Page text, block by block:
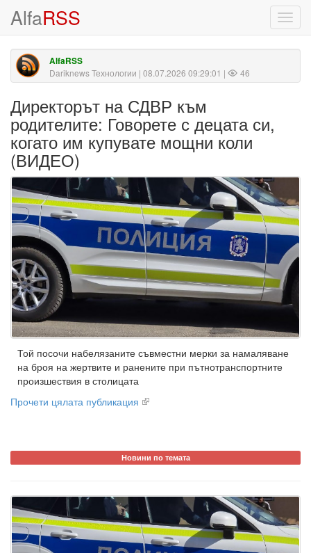
AlfaRSS
AlfaRSS
Dariknews Технологии | 08.07.2026 09:29:01 | 46
Директорът на СДВР към
родителите: Говорете с децата си,
когато им купувате мощни коли
(ВИДЕО)
Той посочи набелязаните съвместни мерки за намаляване
на броя на жертвите и ранените при пътнотранспортните
произшествия в столицата
Прочети цялата публикация
Новини по темата